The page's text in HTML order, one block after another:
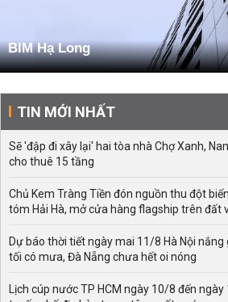
BIM Hạ Long
TIN MỚI NHẤT
Sẽ 'đập đi xây lại' hai tòa nhà Chợ Xanh,
cho thuê 15 tầng
Chủ Kem Tràng Tiền đón nguồn thu đột
tóm Hải Hà, mở cửa hàng flagship trên đất
Dự báo thời tiết ngày mai 11/8 Hà Nội nắng
tối có mưa, Đà Nẵng chưa hết oi nóng
Lịch cúp nước TP HCM ngày 10/8 đến